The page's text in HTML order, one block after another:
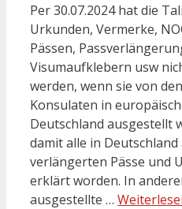
Per 30.07.2024 hat die
Urkunden, Vermerke,
Pässen,
Visumaufklebern usw
werden, wenn sie von
Konsulaten in
Deutschland ausgestellt
damit alle in
verlängerten Pässe und
erklärt worden. In
ausgestellte …